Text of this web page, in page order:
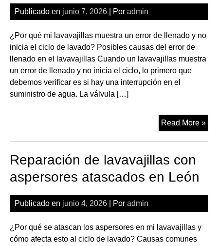
Publicado en junio 7, 2026 | Por admin
¿Por qué mi lavavajillas muestra un error de llenado y no
inicia el ciclo de lavado? Posibles causas del error de
llenado en el lavavajillas Cuando un lavavajillas muestra
un error de llenado y no inicia el ciclo, lo primero que
debemos verificar es si hay una interrupción en el
suministro de agua. La válvula […]
Read More »
de
Reparación de lavavajillas con
aspersores atascados en León
Publicado en junio 4, 2026 | Por admin
¿Por qué se atascan los aspersores en mi lavavajillas y
cómo afecta esto al ciclo de lavado? Causas comunes